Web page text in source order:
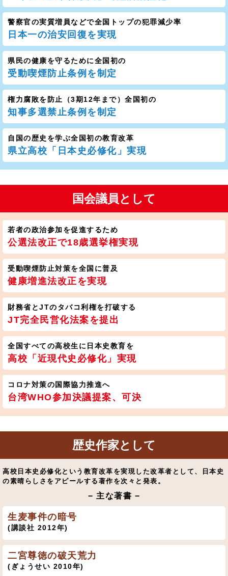
警察官の実質増員などで全国トップの犯罪減少率
日本一の治安回復を実現
県民の健康を守るために全国初の
受動喫煙防止条例を制定
権力腐敗を防止（3期12年まで）全国初の
知事多選禁止条例を制定
自国の歴史を学ぶ全国初の教育改革
県立高校「日本史必修化」実現
国会議員として
若者の政治参加を促進するため
公選法改正で18歳選挙権実現
受動喫煙防止対策を全国に普及
健康増進法改正を実現
財務省とJTのタバコ利権を打破する
JT完全民営化法案を提出
全国すべての高校生に日本史教育を
高校「近現代史必修化」実現
コロナ対策の国際協力推進へ
台湾WHO参加決議提案、可決
歴史作家として
高校日本史必修化という教育改革を実現した改革者として、日本史
の素晴らしさをアピールする著作を次々と発表。
− 主な著書 −
生麦事件の暗号
(講談社 2012年)
二宮尊徳の破天荒力
(ぎょうせい 2010年)